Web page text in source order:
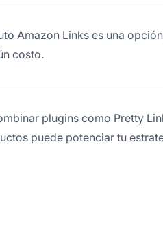
Amazon Links es una
costo.
plugins como Pretty
puede potenciar tu